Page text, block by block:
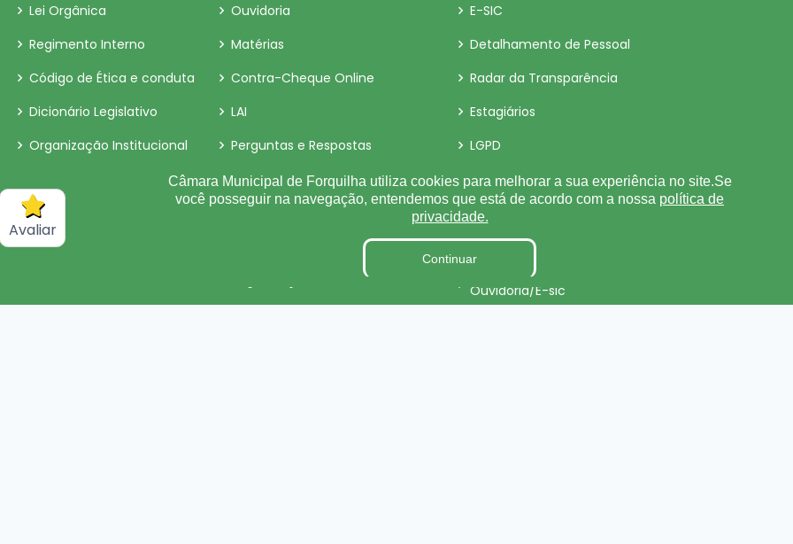
Avaliar
Lei Orgânica
Regimento Interno
Código de Ética e conduta
Dicionário Legislativo
Organização Institucional
Ouvidoria
E-SIC
Matérias
Detalhamento de Pessoal
Contra-Cheque Online
Radar da Transparência
LAI
Estagiários
Perguntas e Respostas
LGPD
Sigilo de Documentos
Tabela de Diárias
Obras
Fiscal de Contrato
Parecer TCE
Organização Institucional
Pesquisa de Satisfação
Ouvidoria/E-sic
Câmara Municipal de Forquilha utiliza cookies para melhorar a sua experiência no site.Se
você posseguir na navegação, entendemos que está de acordo com a nossa política de
privacidade.
Continuar